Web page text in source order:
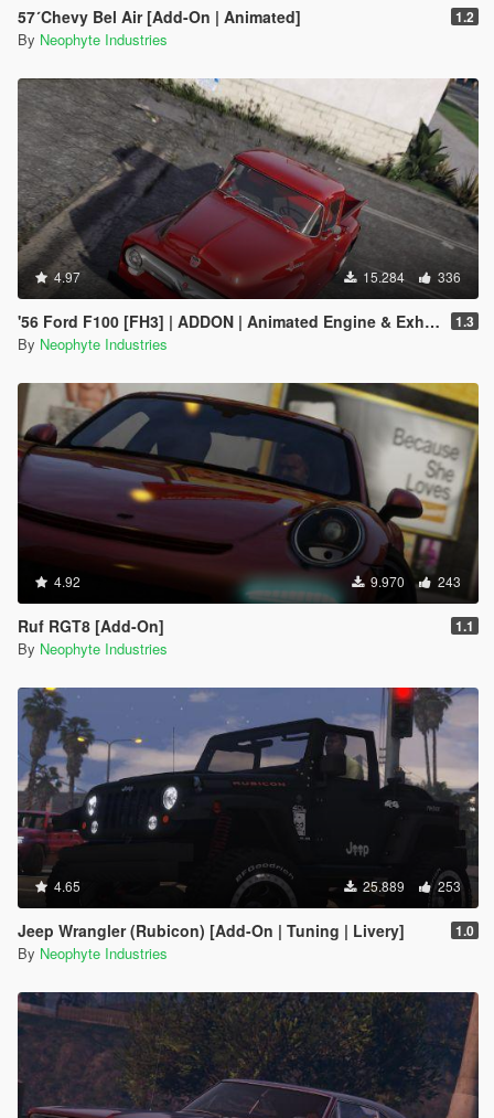
57´Chevy Bel Air [Add-On | Animated] 1.2
By Neophyte Industries
4.97 15.284 336
'56 Ford F100 [FH3] | ADDON | Animated Engine & Exhaust 1.3
By Neophyte Industries
4.92 9.970 243
Ruf RGT8 [Add-On] 1.1
By Neophyte Industries
4.65 25.889 253
Jeep Wrangler (Rubicon) [Add-On | Tuning | Livery] 1.0
By Neophyte Industries